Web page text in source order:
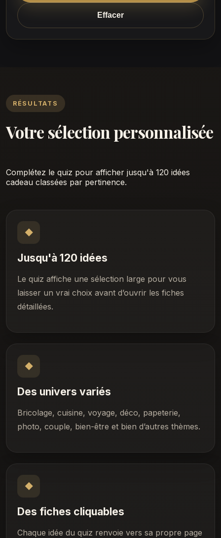
Effacer
RÉSULTATS
Votre sélection personnalisée
Complétez le quiz pour afficher jusqu'à 120 idées
cadeau classées par pertinence.
◆
Jusqu'à 120 idées
Le quiz affiche une sélection large pour vous
laisser un vrai choix avant d’ouvrir les fiches
détaillées.
◆
Des univers variés
Bricolage, cuisine, voyage, déco, papeterie,
photo, couple, bien-être et bien d’autres thèmes.
◆
Des fiches cliquables
Chaque idée du quiz renvoie vers sa propre page